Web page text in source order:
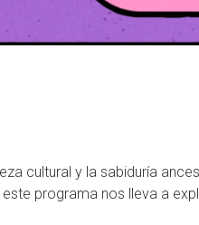
cultural y la sabiduría
programa nos lleva a